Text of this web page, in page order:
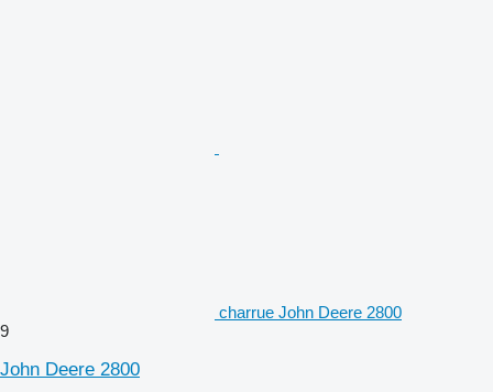
charrue John Deere 2800
9
John Deere 2800